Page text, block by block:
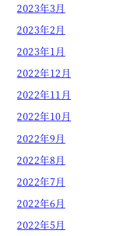
2023年3月
2023年2月
2023年1月
2022年12月
2022年11月
2022年10月
2022年9月
2022年8月
2022年7月
2022年6月
2022年5月